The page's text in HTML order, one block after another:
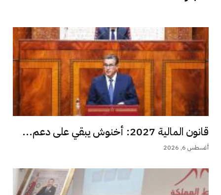
قانون المالية 2027: أخنوش يبقي على دعم...
أغسطس 6, 2026